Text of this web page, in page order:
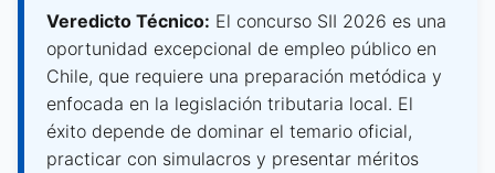
Veredicto Técnico: El concurso SII 2026 es una
oportunidad excepcional de empleo público en
Chile, que requiere una preparación metódica y
enfocada en la legislación tributaria local. El
éxito depende de dominar el temario oficial,
practicar con simulacros y presentar méritos